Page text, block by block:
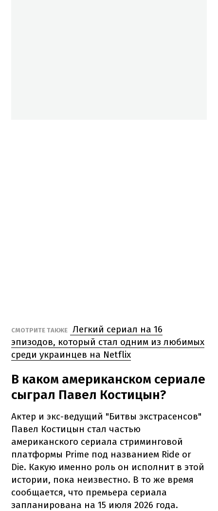
СМОТРИТЕ ТАКЖЕ
Легкий сериал на 16
эпизодов, который стал одним из любимых
среди украинцев на Netflix
В каком американском сериале
сыграл Павел Костицын?
Актер и экс-ведущий "Битвы экстрасенсов"
Павел Костицын стал частью
американского сериала стриминговой
платформы Prime под названием Ride or
Die. Какую именно роль он исполнит в этой
истории, пока неизвестно. В то же время
сообщается, что премьера сериала
запланирована на 15 июля 2026 года.